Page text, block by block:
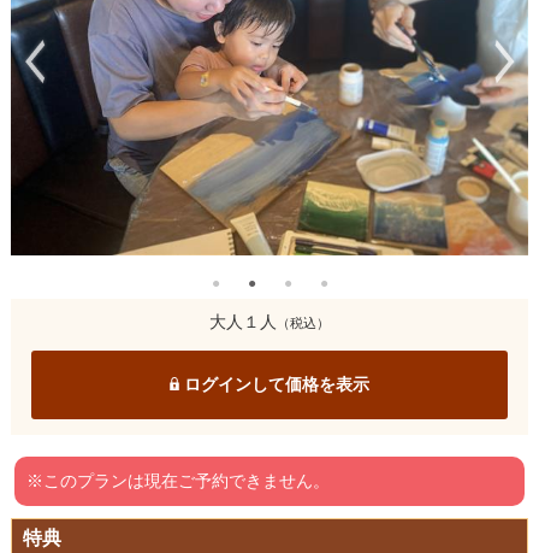
大人１人 （税込）
ログインして価格を表示
※このプランは現在ご予約できません。
特典